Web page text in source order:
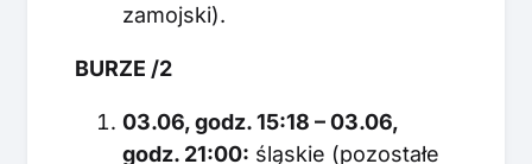
zamojski).
BURZE /2
03.06, godz. 15:18 – 03.06,
godz. 21:00: śląskie (pozostałe